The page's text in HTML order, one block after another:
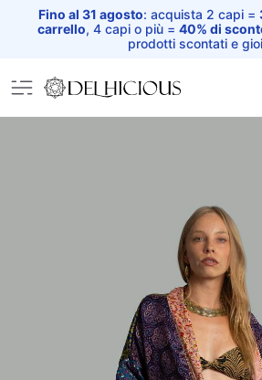
Fino al 31 agosto: acquista 2 capi =
carrello, 4 capi o più = 40% di
prodotti scontati e
Home